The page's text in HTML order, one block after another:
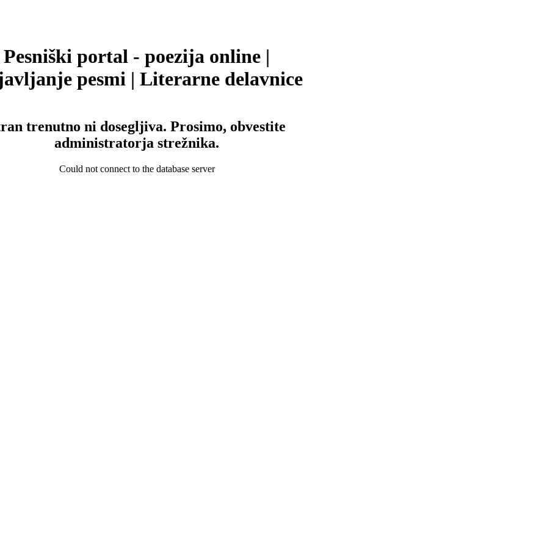
Pesniški portal - poezija online |
pesmi | Literarne delavnice
trenutno ni dosegljiva. Prosimo, obvestite
administratorja strežnika.
Could not connect to the database server